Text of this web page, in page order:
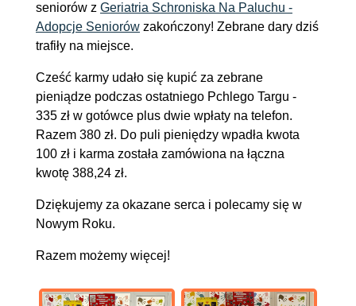
seniorów z Geriatria Schroniska Na Paluchu -
Adopcje Seniorów zakończony! Zebrane dary dziś
trafiły na miejsce.
Cześć karmy udało się kupić za zebrane
pieniądze podczas ostatniego Pchlego Targu -
335 zł w gotówce plus dwie wpłaty na telefon.
Razem 380 zł. Do puli pieniędzy wpadła kwota
100 zł i karma została zamówiona na łączna
kwotę 388,24 zł.
Dziękujemy za okazane serca i polecamy się w
Nowym Roku.
Razem możemy więcej!